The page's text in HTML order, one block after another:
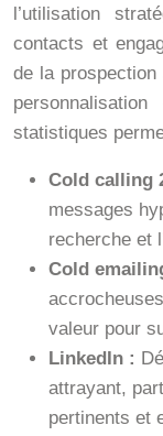
l’utilisation
contacts et
de la
statistiques
Cold calling
messages
recherche et
Cold
valeur pour
LinkedIn :
attrayant,
pertinents et